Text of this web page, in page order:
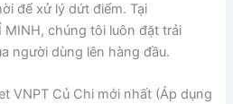
để xử lý dứt điểm. Tại
MINH, chúng tôi luôn đặt trải
người dùng lên hàng đầu.
VNPT Củ Chi mới nhất (Áp dụng